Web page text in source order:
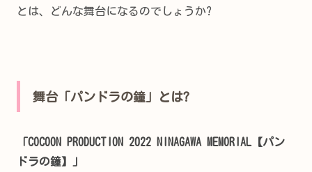
とは、どんな舞台になるのでしょうか?
舞台「パンドラの鐘」とは?
「COCOON PRODUCTION 2022 NINAGAWA MEMORIAL【パン
ドラの鐘】」